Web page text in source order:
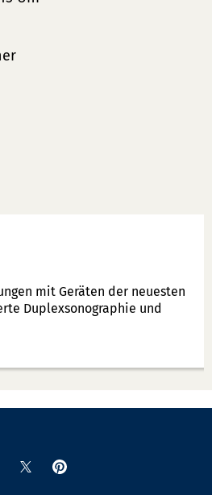
mit Geräten der neuesten
Duplex­sonographie und
Teilen TeilenAnpinnen